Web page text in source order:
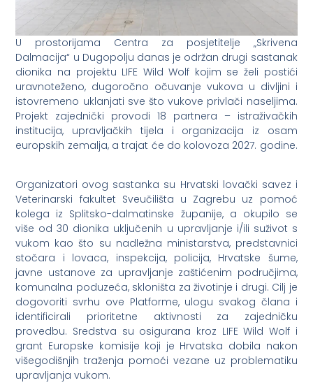
U prostorijama Centra za posjetitelje „Skrivena
Dalmacija“ u Dugopolju danas je održan drugi sastanak
dionika na projektu LIFE Wild Wolf kojim se želi postići
uravnoteženo, dugoročno očuvanje vukova u divljini i
istovremeno uklanjati sve što vukove privlači naseljima.
Projekt zajednički provodi 18 partnera – istraživačkih
institucija, upravljačkih tijela i organizacija iz osam
europskih zemalja, a trajat će do kolovoza 2027. godine.
Organizatori ovog sastanka su Hrvatski lovački savez i
Veterinarski fakultet Sveučilišta u Zagrebu uz pomoć
kolega iz Splitsko-dalmatinske županije, a okupilo se
više od 30 dionika uključenih u upravljanje i/ili suživot s
vukom kao što su nadležna ministarstva, predstavnici
stočara i lovaca, inspekcija, policija, Hrvatske šume,
javne ustanove za upravljanje zaštićenim područjima,
komunalna poduzeća, skloništa za životinje i drugi. Cilj je
dogovoriti svrhu ove Platforme, ulogu svakog člana i
identificirali prioritetne aktivnosti za zajedničku
provedbu. Sredstva su osigurana kroz LIFE Wild Wolf i
grant Europske komisije koji je Hrvatska dobila nakon
višegodišnjih traženja pomoći vezane uz problematiku
upravljanja vukom.